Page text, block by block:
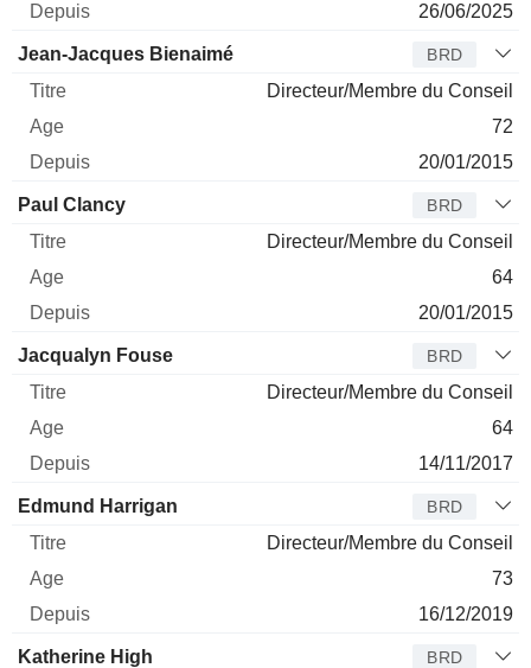
26/06/2025
Jean-Jacques Bienaimé BRD
Directeur/Membre du Conseil
72
20/01/2015
Paul Clancy BRD
Directeur/Membre du Conseil
64
20/01/2015
Jacqualyn Fouse BRD
Directeur/Membre du Conseil
64
14/11/2017
Edmund Harrigan BRD
Directeur/Membre du Conseil
73
16/12/2019
Katherine High BRD